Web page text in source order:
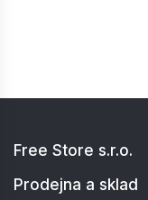
Free Store s.r.o.
Prodejna a sklad